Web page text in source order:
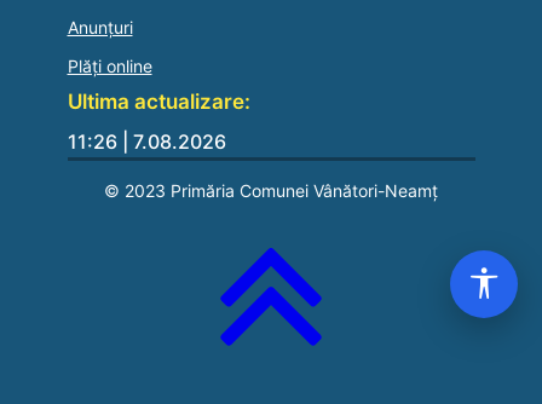
Anunțuri
Plăți online
Ultima actualizare:
11:26 | 7.08.2026
© 2023 Primăria Comunei Vânători-Neamț